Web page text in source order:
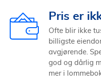
Pris er
Ofte blir ikke
billigste
avgjørende.
god og dårlig
mer i